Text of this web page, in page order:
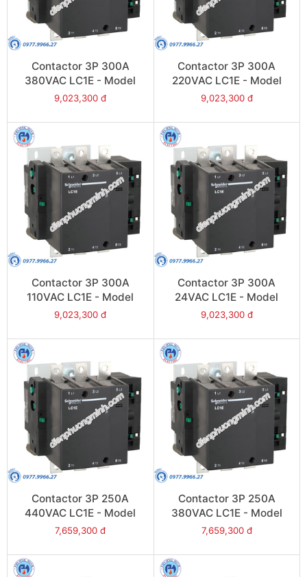
Contactor 3P 300A
380VAC LC1E - Model
LC1E300Q6
9,023,300 đ
Contactor 3P 300A
220VAC LC1E - Model
LC1E300M6
9,023,300 đ
Contactor 3P 300A
110VAC LC1E - Model
LC1E300F6
9,023,300 đ
Contactor 3P 300A
24VAC LC1E - Model
LC1E300B6
9,023,300 đ
Contactor 3P 250A
440VAC LC1E - Model
LC1E250R6
7,659,300 đ
Contactor 3P 250A
380VAC LC1E - Model
LC1E250Q6
7,659,300 đ